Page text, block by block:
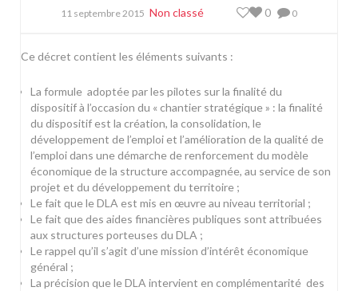
11 septembre 2015 Non classé 0
0
Cedécret contient les éléments suivants :
La formule adoptée par les pilotes sur la finalité du
dispositif à l’occasion du « chantier stratégique » : la finalité
du dispositif est la création, la consolidation, le
développement de l’emploi et l’amélioration de la qualité de
l’emploi dans une démarche de renforcement du modèle
économique de la structure accompagnée, au service de son
projet et du développement du territoire ;
Le fait que le DLA est mis en œuvre au niveau territorial ;
Le fait que des aides financières publiques sont attribuées
aux structures porteuses du DLA ;
Le rappel qu’il s’agit d’une mission d’intérêt économique
général ;
La précision que le DLA intervient en complémentarité des